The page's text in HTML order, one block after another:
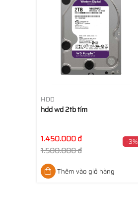
HDD
hdd wd 2tb tím
1.450.000 đ
1.500.000 đ
-3%
Thêm vào giỏ hàng